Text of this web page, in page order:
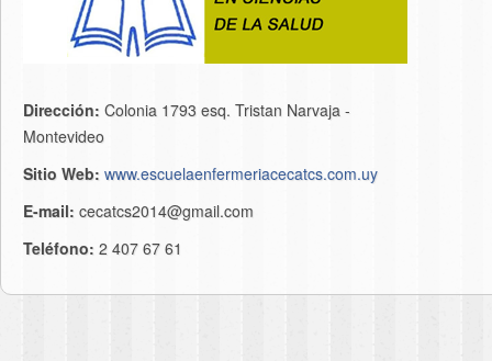
Dirección: Colonia 1793 esq. Tristan Narvaja -
Montevideo
Sitio Web: www.escuelaenfermeriacecatcs.com.uy
E-mail: cecatcs2014@gmail.com
Teléfono: 2 407 67 61